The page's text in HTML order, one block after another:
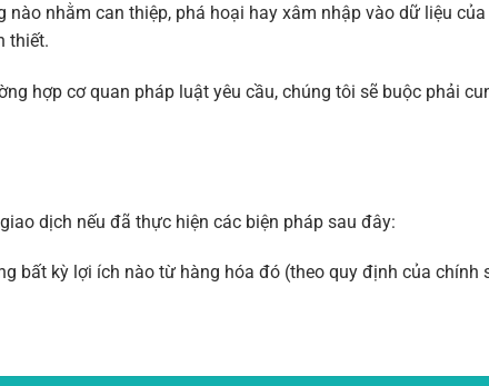
nhằm can thiệp, phá hoại hay xâm nhập vào dữ liệu
thiết.
hợp cơ quan pháp luật yêu cầu, chúng tôi sẽ buộc phải
dịch nếu đã thực hiện các biện pháp sau đây:
bất kỳ lợi ích nào từ hàng hóa đó (theo quy định của chính